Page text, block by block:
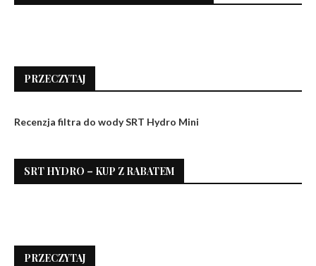
PRZECZYTAJ
Recenzja filtra do wody SRT Hydro Mini
SRT HYDRO – KUP Z RABATEM
PRZECZYTAJ